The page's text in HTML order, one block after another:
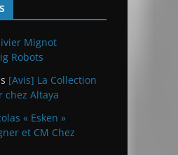
Mignot
Robots
[Avis] La Collection
chez Altaya
« Esken »
et CM Chez